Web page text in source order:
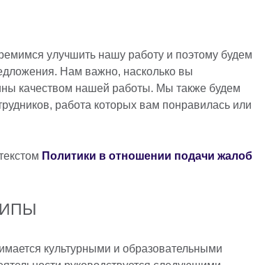
улучшить нашу работу и поэтому будем
Нам важно, насколько вы
качеством нашей работы. Мы также будем
работа которых вам понравилась или
Политики в отношении подачи жалоб
культурными и образовательными